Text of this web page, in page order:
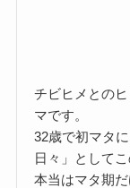
チビヒメとの
マです。
32歳で初マタ
日々」として
本当はマタ期